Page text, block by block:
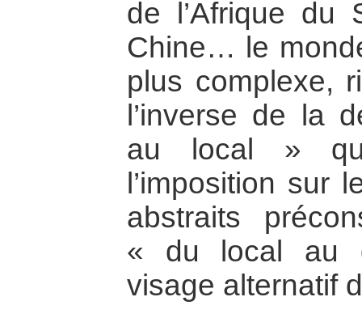
de l’Afrique du
Chine… le
plus complexe,
l’inverse de la
au local »
l’imposition sur
abstraits
« du local au
visage alternatif